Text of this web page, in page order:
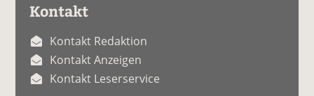
Kontakt
Kontakt Redaktion
Kontakt Anzeigen
Kontakt Leserservice